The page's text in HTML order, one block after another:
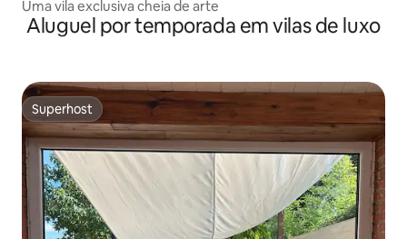
Uma vila exclusiva cheia de arte
Aluguel por temporada em vilas de luxo
Superhost
Superhost